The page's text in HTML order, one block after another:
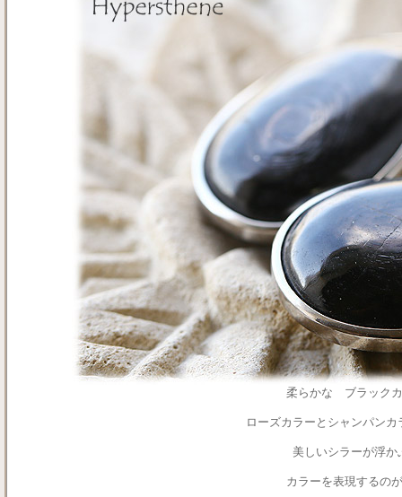
柔らかな ブラック
ローズカラーとシャンパン
美しいシラーが浮
カラーを表現するの